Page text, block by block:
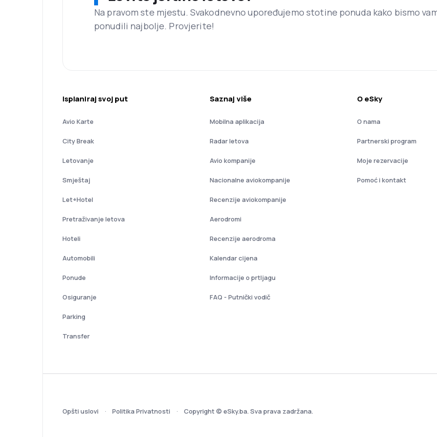
Na pravom ste mjestu. Svakodnevno upoređujemo stotine ponuda kako bismo
ponudili najbolje. Provjerite!
Isplaniraj svoj put
Avio Karte
City Break
Letovanje
Smještaj
Let+Hotel
Pretraživanje letova
Hoteli
Automobili
Ponude
Osiguranje
Parking
Transfer
Saznaj više
Mobilna aplikacija
Radar letova
Avio kompanije
Nacionalne aviokompanije
Recenzije aviokompanije
Aerodromi
Recenzije aerodroma
Kalendar cijena
Informacije o prtljagu
FAQ - Putnički vodič
O eSky
O nama
Partnerski program
Moje rezervacije
Pomoć i kontakt
Opšti uslovi Politika Privatnosti Copyright © eSky.ba. Sva prava zadržana.